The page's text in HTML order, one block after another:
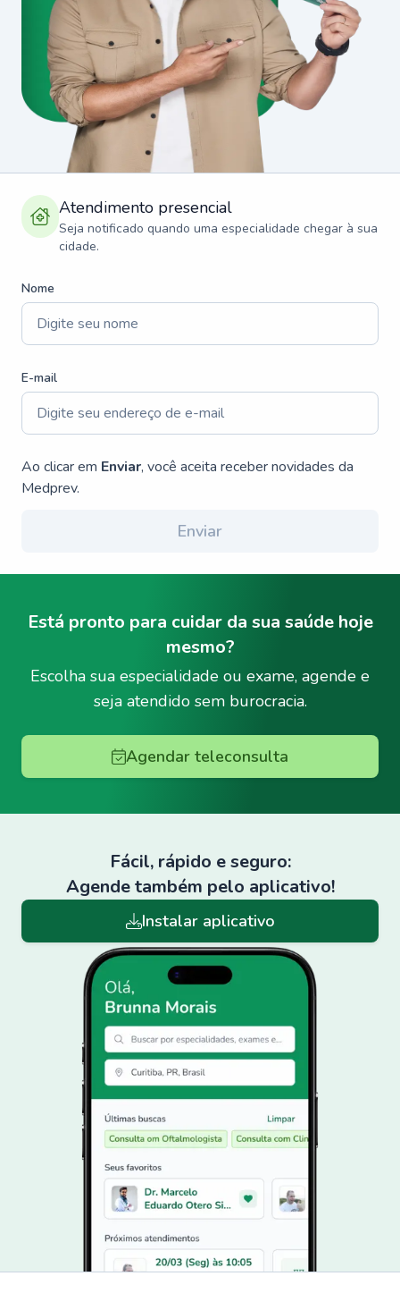
Atendimento presencial
Seja notificado quando uma especialidade chegar à sua
cidade.
Nome
E-mail
Ao clicar em Enviar, você aceita receber novidades da
Medprev.
Enviar
Está pronto para cuidar da sua saúde hoje
mesmo?
Escolha sua especialidade ou exame, agende e
seja atendido sem burocracia.
Agendar teleconsulta
Fácil, rápido e seguro:
Agende também pelo aplicativo!
Instalar aplicativo